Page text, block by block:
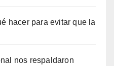
hacer para evitar que la
nos respaldaron